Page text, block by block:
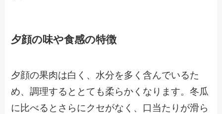
夕顔の味や食感の特徴
夕顔の果肉は白く、水分を多く含んでいるた
め、調理するととても柔らかくなります。冬瓜
に比べるとさらにクセがなく、口当たりが滑ら